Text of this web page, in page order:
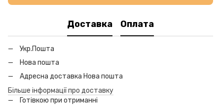
Доставка Оплата
Укр.Пошта
Нова пошта
Адресна доставка Нова пошта
Більше інформації про доставку
Готівкою при отриманні